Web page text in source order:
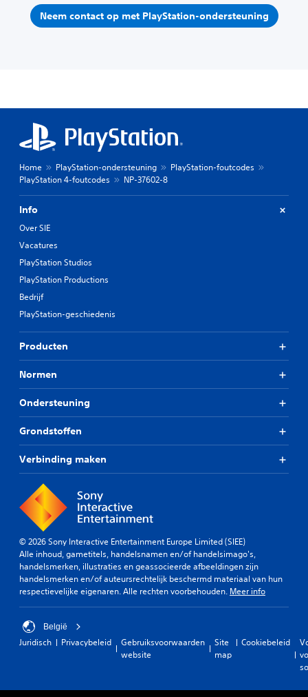
Neem contact op met PlayStation-ondersteuning
Home PlayStation-ondersteuning
PlayStation-foutcodes
PlayStation 4-foutcodes
NP-37602-8
Info
Over SIE
Vacatures
PlayStation Studios
PlayStation Productions
Bedrijf
PlayStation-geschiedenis
Producten
Normen
Ondersteuning
Grondstoffen
Verbinding maken
© 2026 Sony Interactive Entertainment Europe Limited (SIEE)
Alle inhoud, gametitels, handelsnamen en/of handelsimago's,
handelsmerken, illustraties en geassocieerde afbeeldingen zijn
handelsmerken en/of auteursrechtelijk beschermd materiaal van hun
respectievelijke eigenaren. Alle rechten voorbehouden. Meer info
België
Juridisch Privacybeleid
Gebruiksvoorwaarden
website
Site
map
Cookiebeleid